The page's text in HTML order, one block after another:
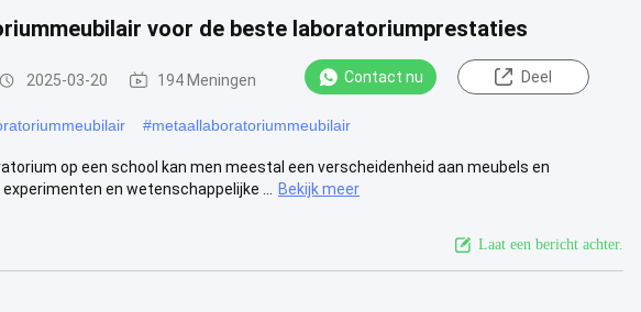
voor de beste laboratoriumprestaties
2025-03-20 194 Meningen Contact nu Deel
#metaallaboratoriummeubilair
op een school kan men meestal een verscheidenheid aan meubels en
en wetenschappelijke ...
Bekijk meer
Laat een bericht achter.